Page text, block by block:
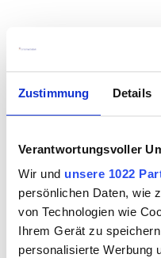
Zustimmung Details
Verantwortungsvoller
Wir und unsere 1022
persönlichen Daten, wie
von Technologien wie
Ihrem Gerät zu
personalisierte Werbung